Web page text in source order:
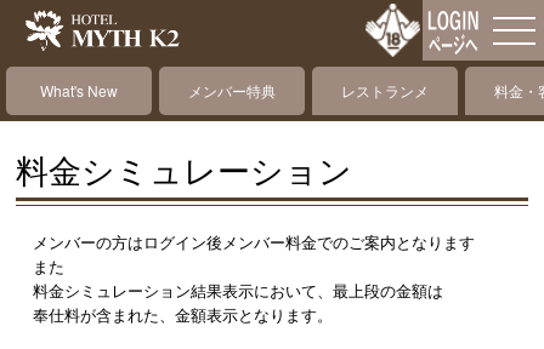
What's New メンバー特典 レストランメ 料金・
料金シミュレーション
メンバーの方はログイン後メンバー料金でのご案内となります
また
料金シミュレーション結果表示において、最上段の金額は
奉仕料が含まれた、金額表示となります。